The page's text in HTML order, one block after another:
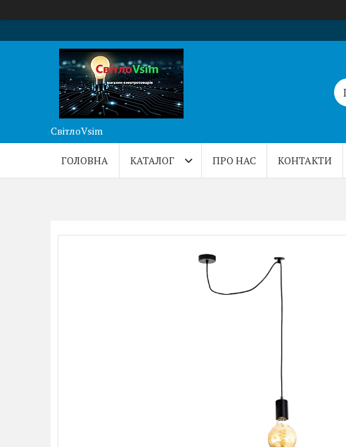
СвітлоVsim
ГОЛОВНА КАТАЛОГ ПРО НАС КОНТАКТИ